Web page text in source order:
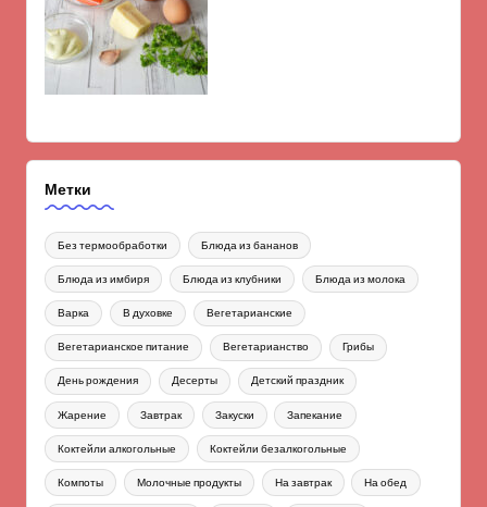
Метки
Без термообработки Блюда из бананов
Блюда из имбиря Блюда из клубники Блюда из молока
Варка В духовке Вегетарианские
Вегетарианское питание Вегетарианство Грибы
День рождения Десерты Детский праздник
Жарение Завтрак Закуски Запекание
Коктейли алкогольные Коктейли безалкогольные
Компоты Молочные продукты На завтрак На обед